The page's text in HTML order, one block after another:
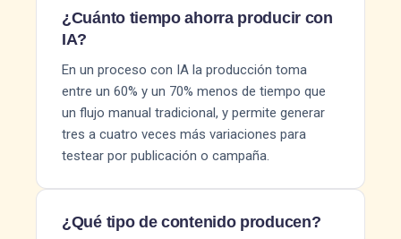
¿Cuánto tiempo ahorra producir con
IA?
En un proceso con IA la producción toma
entre un 60% y un 70% menos de tiempo que
un flujo manual tradicional, y permite generar
tres a cuatro veces más variaciones para
testear por publicación o campaña.
¿Qué tipo de contenido producen?